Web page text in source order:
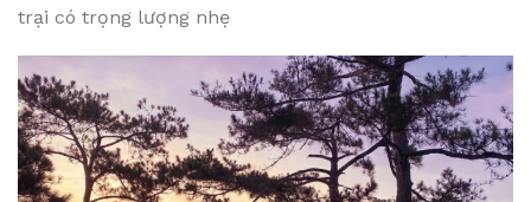
trại có trọng lượng nhẹ